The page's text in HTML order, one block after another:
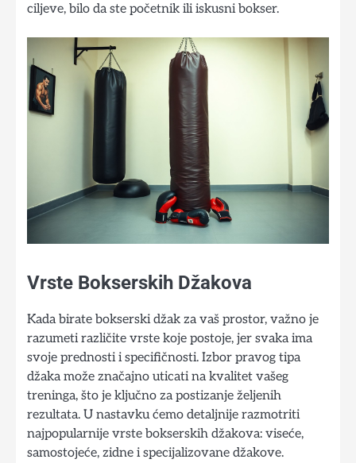
ciljeve, bilo da ste početnik ili iskusni bokser.
Vrste Bokserskih Džakova
Kada birate bokserski džak za vaš prostor, važno je
razumeti različite vrste koje postoje, jer svaka ima
svoje prednosti i specifičnosti. Izbor pravog tipa
džaka može značajno uticati na kvalitet vašeg
treninga, što je ključno za postizanje željenih
rezultata. U nastavku ćemo detaljnije razmotriti
najpopularnije vrste bokserskih džakova: viseće,
samostojeće, zidne i specijalizovane džakove.